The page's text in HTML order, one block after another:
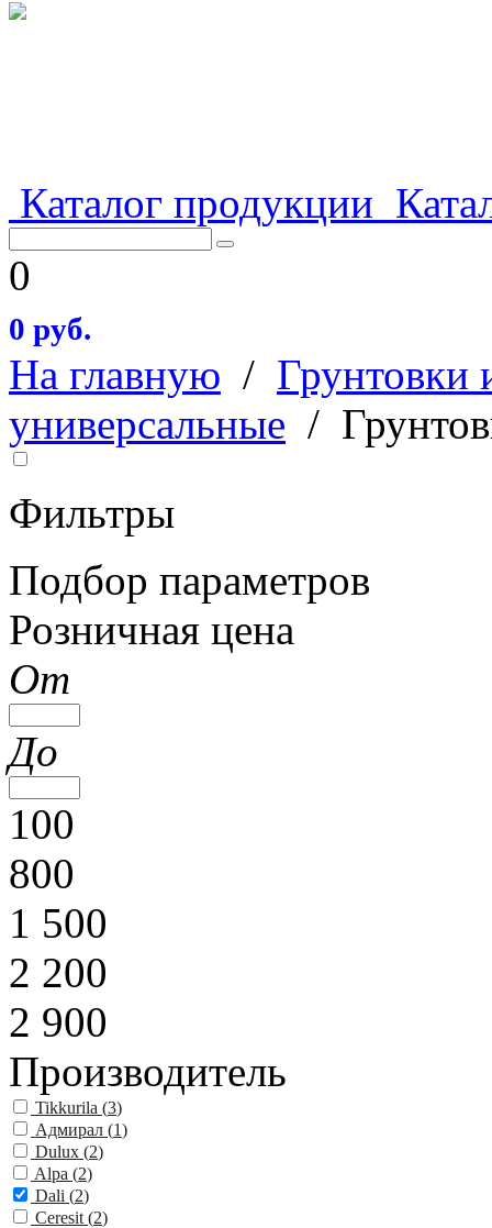
Каталог продукции
0
0 руб.
На главную / Грунтовки
универсальные /
Фильтры
Подбор параметров
Розничная цена
От
До
100
800
1 500
2 200
2 900
Производитель
Tikkurila (3)
Адмирал (1)
Dulux (2)
Alpa (2)
Dali (2)
Ceresit (2)